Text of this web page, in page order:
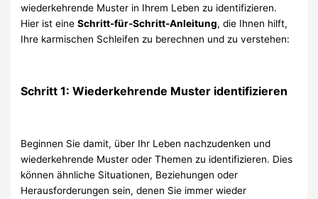
wiederkehrende Muster in Ihrem Leben zu identifizieren.
Hier ist eineSchritt-für-Schritt-Anleitung, die Ihnen hilft,
Ihre karmischen Schleifen zu berechnen und zu verstehen:
Schritt 1: Wiederkehrende Muster identifizieren
Beginnen Sie damit, über Ihr Leben nachzudenken und
wiederkehrende Muster oder Themen zu identifizieren. Dies
können ähnliche Situationen, Beziehungen oder
Herausforderungen sein, denen Sie immer wieder